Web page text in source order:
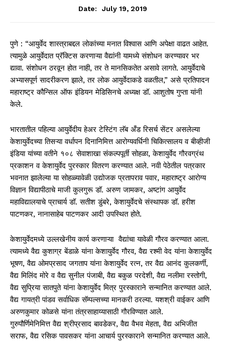
Date:
July 19, 2019
पुणे : “आयुर्वेद शास्त्राबद्दल लोकांच्या मनात विश्वास आणि अपेक्षा वाढत आहेत.
त्यामुळे आयुर्वेदात प्रॅक्टिस करणाऱ्या वैद्यांनी यामध्ये संशोधन करण्यावर भर
द्यावा. संशोधन ठरवून होत नाही, तर ते मानसिकतेत असावे लागते. आयुर्वेदाचे
अभ्यासपूर्ण सादरीकरण झाले, तर लोक आयुर्वेदाकडे वळतील,” असे प्रतिपादन
महाराष्ट्र कौन्सिल ऑफ इंडियन मेडिसिनचे अध्यक्ष डॉ. आशुतोष गुप्ता यांनी
केले.
भारतातील पहिल्या आयुर्वेदीय हेअर टेस्टिंग लॅब अँड रिसर्च सेंटर असलेल्या
केशायुर्वेदच्या तिसऱ्या वर्धापन दिनानिमित्त आरोग्यवर्धिनी चिकित्सालय व बीव्हीजी
इंडिया यांच्या वतीने १०८ सेवाशाखा संकल्पपूर्ती सोहळा, केशायुर्वेद गौरवग्रंथ
प्रकाशन व केशायुर्वेद पुरस्कार वितरण करण्यात आले. नवी पेठेतील पत्रकार
भवनात झालेल्या या सोहळ्यावेळी उद्योजक प्रतापराव पवार, महाराष्ट्र आरोग्य
विज्ञान विद्यापीठाचे माजी कुलगुरू डॉ. अरुण जामकर, अष्टांग आयुर्वेद
महाविद्यालयाचे प्राचार्य डॉ. सतीश डुंबरे, केशायुर्वेदचे संस्थापक डॉ. हरीश
पाटणकर, नानासाहेब पाटणकर आदी उपस्थित होते.
केशायुर्वेदमध्ये उल्लखेनीय कार्य करणाऱ्या वैद्यांचा यावेळी गौरव करण्यात आला.
त्यामध्ये वैद्य कुशाग्र बेंडाळे यांना केशायुर्वेद गौरव, वैद्य रश्मी वेद यांना केशायुर्वेद
भूषण, वैद्य ओमप्रसाद जगताप यांना केशायुर्वेद रत्न, तर वैद्य आनंद कुलकर्णी,
वैद्य मिलिंद मोरे व वैद्य सुनील पंजाबी, वैद्य बकुळ परदेशी, वैद्य नलीमा रस्तोगी,
वैद्य सुप्रिया सातपुते यांना केशायुर्वेद मित्र पुरस्काराने सन्मानित करण्यात आले.
वैद्य गायत्री पांडव सर्वाधिक सॅम्पल्सच्या मानकरी ठरल्या. यशश्री वाईकर आणि
अरुणकुमार कोळसे यांना तंत्रसाहाय्यासाठी गौरविण्यात आले.
गुरुपौर्णिमेनिमित्त वैद्य श्रीप्रसाद बावडेकर, वैद्य वैभव मेहता, वैद्य अभिजीत
सराफ, वैद्य रसिक पावसकर यांना आचार्य पुरस्काराने सन्मानित करण्यात आले.